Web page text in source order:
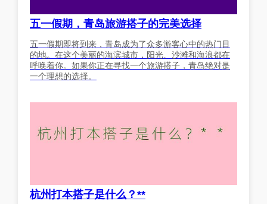
五一假期，青岛旅游搭子的完美选择
五一假期即将到来，青岛成为了众多游客心中的热门目
的地。在这个美丽的海滨城市，阳光、沙滩和海浪都在
呼唤着你。如果你正在寻找一个旅游搭子，青岛绝对是
一个理想的选择。
杭州打本搭子是什么？**